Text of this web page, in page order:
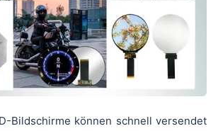
Bildschirme können schnell versendet